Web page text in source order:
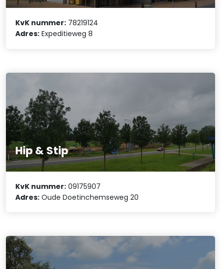
KvK nummer: 78219124
Adres: Expeditieweg 8
Hip & Stip
KvK nummer: 09175907
Adres: Oude Doetinchemseweg 20